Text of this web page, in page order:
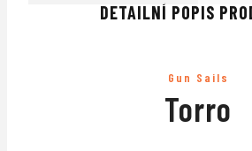
DETAILNÍ POPIS
Gun Sails
Torro